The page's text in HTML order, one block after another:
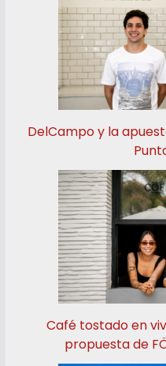
DelCampo y la
Café tostado en
propuesta de